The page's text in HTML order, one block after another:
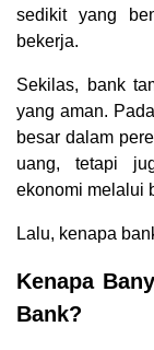
sedikit yang
bekerja.
Sekilas, bank
yang aman.
besar dalam
uang, tetapi
ekonomi melalui
Lalu, kenapa
Kenapa
Bank?